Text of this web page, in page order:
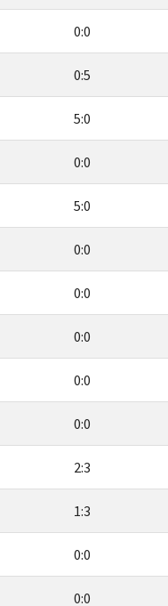
0:0
0:5
5:0
0:0
5:0
0:0
0:0
0:0
0:0
0:0
2:3
1:3
0:0
0:0